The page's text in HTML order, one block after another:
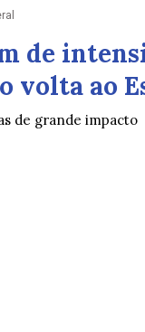
de
volta ao
de grande impacto